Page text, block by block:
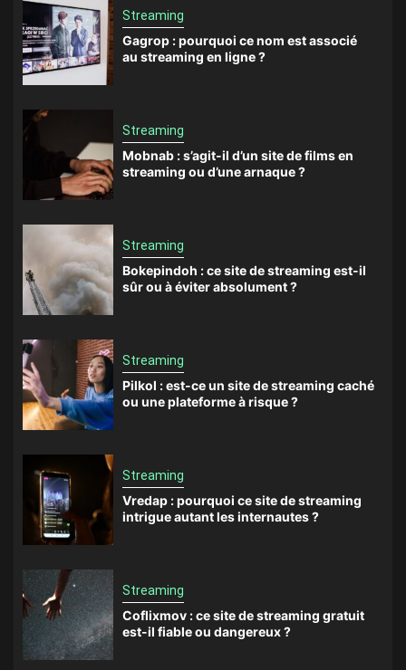
Streaming
Gagrop : pourquoi ce nom est associé
au streaming en ligne ?
Streaming
Mobnab : s’agit-il d’un site de films en
streaming ou d’une arnaque ?
Streaming
Bokepindoh : ce site de streaming est-il
sûr ou à éviter absolument ?
Streaming
Pilkol : est-ce un site de streaming caché
ou une plateforme à risque ?
Streaming
Vredap : pourquoi ce site de streaming
intrigue autant les internautes ?
Streaming
Coflixmov : ce site de streaming gratuit
est-il fiable ou dangereux ?